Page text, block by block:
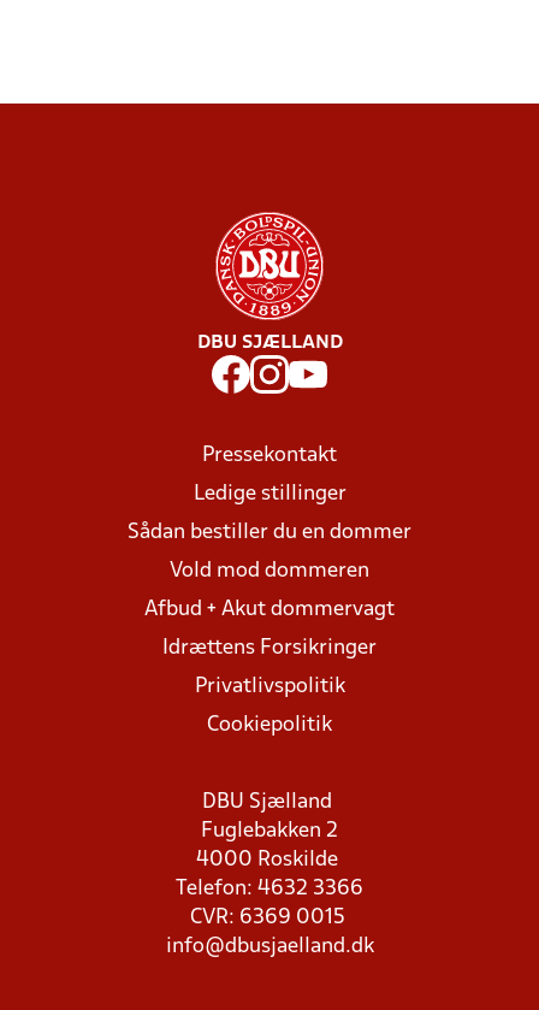
DBU SJÆLLAND
Pressekontakt
Ledige stillinger
Sådan bestiller du en dommer
Vold mod dommeren
Afbud + Akut dommervagt
Idrættens Forsikringer
Privatlivspolitik
Cookiepolitik
DBU Sjælland
Fuglebakken 2
4000 Roskilde
Telefon: 4632 3366
CVR: 6369 0015
info@dbusjaelland.dk